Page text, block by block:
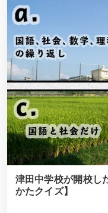
津田中学校が開校し
かたクイズ】